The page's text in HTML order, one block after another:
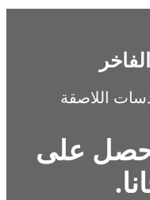
اللاصقة
على